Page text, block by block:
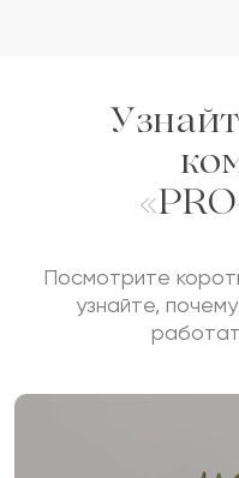
Посмотрите
узнайте,